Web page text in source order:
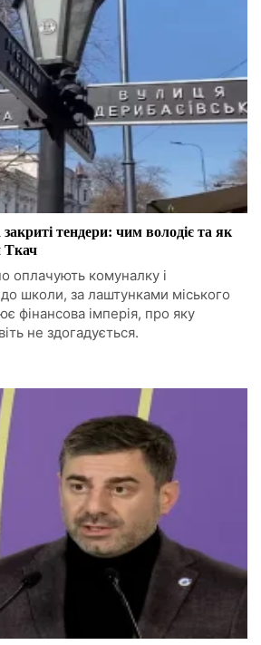
закриті тендери: чим володіє та як
Ткач
оплачують комуналку і
школи, за лаштунками міського
фінансова імперія, про яку
не здогадується.